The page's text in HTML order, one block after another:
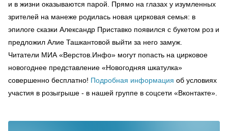
и в жизни оказываются парой. Прямо на глазах у изумленных
зрителей на манеже родилась новая цирковая семья: в
эпилоге сказки Александр Приставко появился с букетом роз и
предложил Алие Ташкантовой выйти за него замуж.
Читатели МИА «Верстов.Инфо» могут попасть на цирковое
новогоднее представление «Новогодняя шкатулка»
совершенно бесплатно! Подробная информация об условиях
участия в розыгрыше - в нашей группе в соцсети «Вконтакте».